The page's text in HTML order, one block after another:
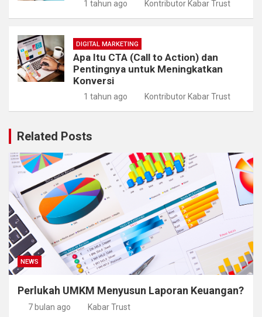
1 tahun ago Kontributor Kabar Trust
DIGITAL MARKETING
Apa Itu CTA (Call to Action) dan
Pentingnya untuk Meningkatkan
Konversi
1 tahun ago Kontributor Kabar Trust
Related Posts
NEWS
Perlukah UMKM Menyusun Laporan Keuangan?
7 bulan ago Kabar Trust